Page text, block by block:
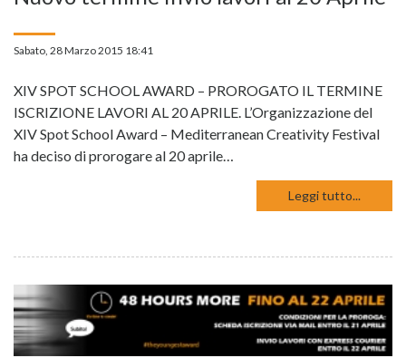
Sabato, 28 Marzo 2015 18:41
XIV SPOT SCHOOL AWARD – PROROGATO IL TERMINE
ISCRIZIONE LAVORI AL 20 APRILE. L’Organizzazione del
XIV Spot School Award – Mediterranean Creativity Festival
ha deciso di prorogare al 20 aprile…
Leggi tutto...